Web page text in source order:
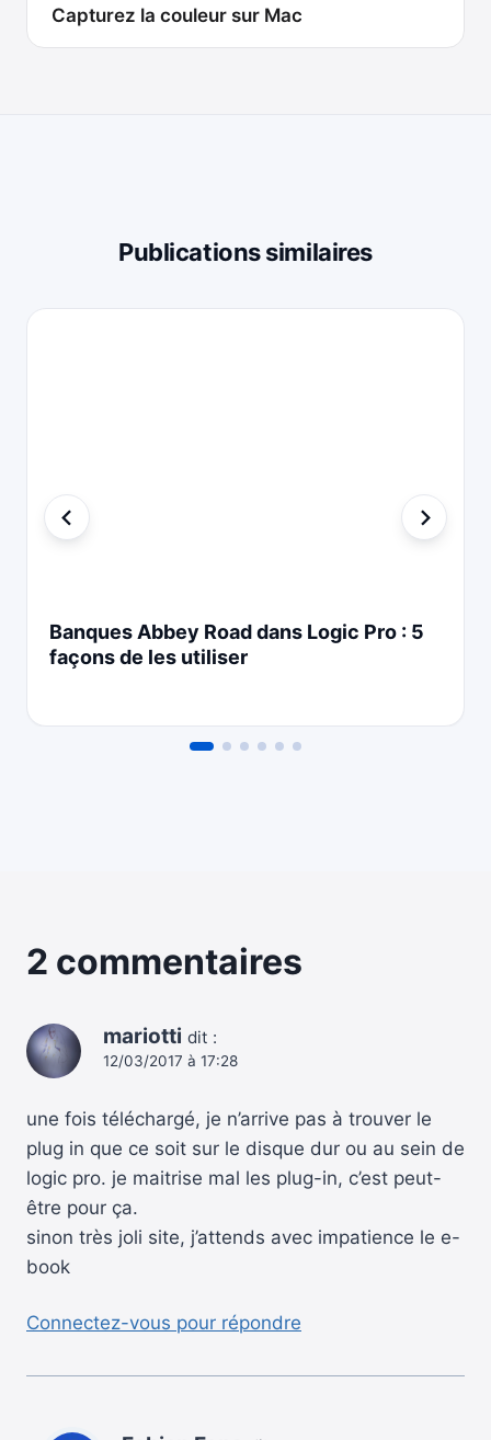
Capturez la couleur sur Mac
Publications similaires
Banques Abbey Road dans Logic Pro : 5
façons de les utiliser
2 commentaires
mariotti dit :
12/03/2017 à 17:28
une fois téléchargé, je n’arrive pas à trouver le
plug in que ce soit sur le disque dur ou au sein de
logic pro. je maitrise mal les plug-in, c’est peut-
être pour ça.
sinon très joli site, j’attends avec impatience le e-
book
Connectez-vous pour répondre